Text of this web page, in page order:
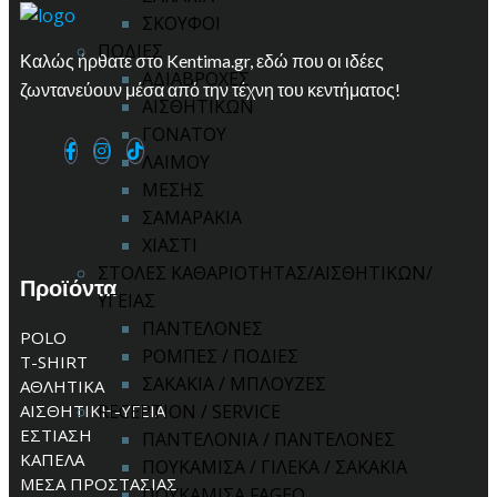
ΣΚΟΥΦΟΙ
ΠΟΔΙΕΣ
ΑΔΙΑΒΡΟΧΕΣ
ΑΙΣΘΗΤΙΚΩΝ
ΓΟΝΑΤΟΥ
ΛΑΙΜΟΥ
ΜΕΣΗΣ
ΣΑΜΑΡΑΚΙΑ
ΧΙΑΣΤΙ
ΣΤΟΛΕΣ ΚΑΘΑΡΙΟΤΗΤΑΣ/ΑΙΣΘΗΤΙΚΩΝ/
ΥΓΕΙΑΣ
ΠΑΝΤΕΛΟΝΕΣ
ΡΟΜΠΕΣ / ΠΟΔΙΕΣ
ΣΑΚΑΚΙΑ / ΜΠΛΟΥΖΕΣ
RECEPTION / SERVICE
ΠΑΝΤΕΛΟΝΙΑ / ΠΑΝΤΕΛΟΝΕΣ
ΠΟΥΚΑΜΙΣΑ / ΓΙΛΕΚΑ / ΣΑΚΑΚΙΑ
Καλώς ήρθατε στο Kentima.gr, εδώ που οι ιδέες
ζωντανεύουν μέσα από την τέχνη του κεντήματος!
Προϊόντα
POLO
T-SHIRT
ΑΘΛΗΤΙΚΑ
ΑΙΣΘΗΤΙΚΗ-ΥΓΕΙΑ
ΕΣΤΙΑΣΗ
ΚΑΠΕΛΑ
ΜΕΣΑ ΠΡΟΣΤΑΣΙΑΣ